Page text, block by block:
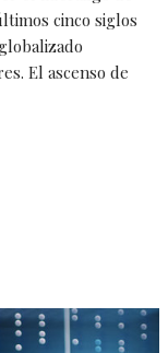
cinco siglos
El ascenso de